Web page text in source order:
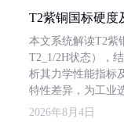
T2紫铜国标硬度
本文系统解读T2紫
T2_1/2H状态），
析其力学性能指标
特性差异，为工业
2026年8月4日